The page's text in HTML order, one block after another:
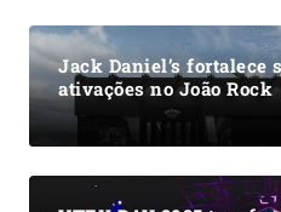
Jack Daniel’s fortalece
ativações no João Rock